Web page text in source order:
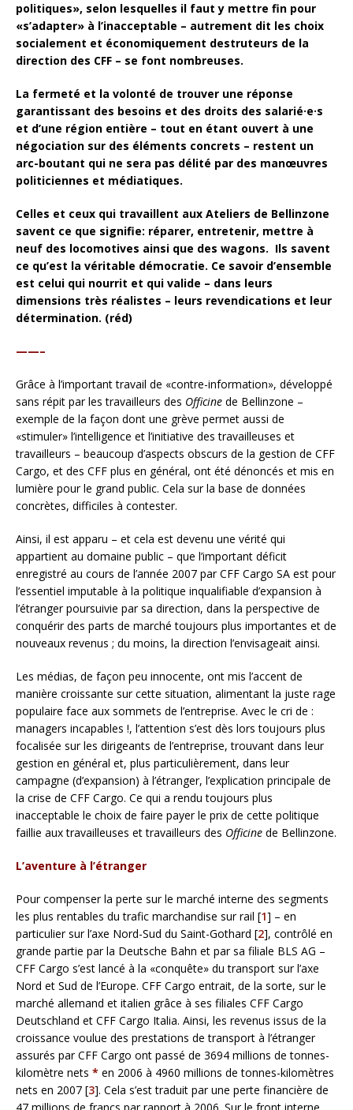
politiques», selon lesquelles il faut y mettre fin pour
«s’adapter» à l’inacceptable – autrement dit les choix
socialement et économiquement destruteurs de la
direction des CFF – se font nombreuses.
La fermeté et la volonté de trouver une réponse
garantissant des besoins et des droits des salarié·e·s
et d’une région entière – tout en étant ouvert à une
négociation sur des éléments concrets – restent un
arc-boutant qui ne sera pas délité par des manœuvres
politiciennes et médiatiques.
Celles et ceux qui travaillent aux Ateliers de Bellinzone
savent ce que signifie: réparer, entretenir, mettre à
neuf des locomotives ainsi que des wagons. Ils savent
ce qu’est la véritable démocratie. Ce savoir d’ensemble
est celui qui nourrit et qui valide – dans leurs
dimensions très réalistes – leurs revendications et leur
détermination. (réd)
——–
Grâce à l’important travail de «contre-information», développé
sans répit par les travailleurs des Officine de Bellinzone –
exemple de la façon dont une grève permet aussi de
«stimuler» l’intelligence et l’initiative des travailleuses et
travailleurs – beaucoup d’aspects obscurs de la gestion de CFF
Cargo, et des CFF plus en général, ont été dénoncés et mis en
lumière pour le grand public. Cela sur la base de données
concrètes, difficiles à contester.
Ainsi, il est apparu – et cela est devenu une vérité qui
appartient au domaine public – que l’important déficit
enregistré au cours de l’année 2007 par CFF Cargo SA est pour
l’essentiel imputable à la politique inqualifiable d’expansion à
l’étranger poursuivie par sa direction, dans la perspective de
conquérir des parts de marché toujours plus importantes et de
nouveaux revenus ; du moins, la direction l’envisageait ainsi.
Les médias, de façon peu innocente, ont mis l’accent de
manière croissante sur cette situation, alimentant la juste rage
populaire face aux sommets de l’entreprise. Avec le cri de :
managers incapables !, l’attention s’est dès lors toujours plus
focalisée sur les dirigeants de l’entreprise, trouvant dans leur
gestion en général et, plus particulièrement, dans leur
campagne (d’expansion) à l’étranger, l’explication principale de
la crise de CFF Cargo. Ce qui a rendu toujours plus
inacceptable le choix de faire payer le prix de cette politique
faillie aux travailleuses et travailleurs des Officine de Bellinzone.
L’aventure à l’étranger
Pour compenser la perte sur le marché interne des segments
les plus rentables du trafic marchandise sur rail [1] – en
particulier sur l’axe Nord-Sud du Saint-Gothard [2], contrôlé en
grande partie par la Deutsche Bahn et par sa filiale BLS AG –
CFF Cargo s’est lancé à la «conquête» du transport sur l’axe
Nord et Sud de l’Europe. CFF Cargo entrait, de la sorte, sur le
marché allemand et italien grâce à ses filiales CFF Cargo
Deutschland et CFF Cargo Italia. Ainsi, les revenus issus de la
croissance voulue des prestations de transport à l’étranger
assurés par CFF Cargo ont passé de 3694 millions de tonnes-
kilomètre nets * en 2006 à 4960 millions de tonnes-kilomètres
nets en 2007 [3]. Cela s’est traduit par une perte financière de